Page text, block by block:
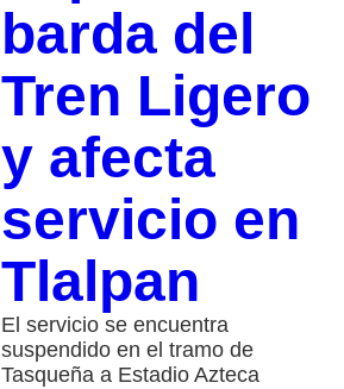
barda del
Tren Ligero
y afecta
servicio en
Tlalpan
El servicio se encuentra
suspendido en el tramo de
Tasqueña a Estadio Azteca